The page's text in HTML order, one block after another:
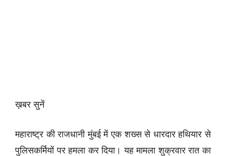
ख़बर सुनें
महाराष्ट्र की राजधानी मुंबई में एक शख्स से धारदार हथियार से
पुलिसकर्मियों पर हमला कर दिया। यह मामला शुक्रवार रात का